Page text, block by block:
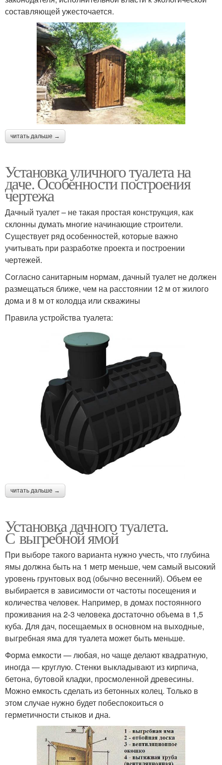
составляющей ужесточается.
читать дальше →
Установка уличного туалета на
даче. Особенности построения
чертежа
Дачный туалет – не такая простая конструкция, как
склонны думать многие начинающие строители.
Существует ряд особенностей, которые важно
учитывать при разработке проекта и построении
чертежей.
Согласно санитарным нормам, дачный туалет не должен
размещаться ближе, чем на расстоянии 12 м от жилого
дома и 8 м от колодца или скважины
Правила устройства туалета:
читать дальше →
Установка дачного туалета.
С выгребной ямой
При выборе такого варианта нужно учесть, что глубина
ямы должна быть на 1 метр меньше, чем самый высокий
уровень грунтовых вод (обычно весенний). Объем ее
выбирается в зависимости от частоты посещения и
количества человек. Например, в домах постоянного
проживания на 2-3 человека достаточно объема в 1,5
куба. Для дач, посещаемых в основном на выходные,
выгребная яма для туалета может быть меньше.
Форма емкости — любая, но чаще делают квадратную,
иногда — круглую. Стенки выкладывают из кирпича,
бетона, бутовой кладки, просмоленной древесины.
Можно емкость сделать из бетонных колец. Только в
этом случае нужно будет побеспокоиться о
герметичности стыков и дна.